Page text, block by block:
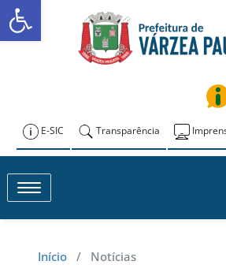
Skip
to
E-SIC Transparência
Toggle navigation
Início / Notícias